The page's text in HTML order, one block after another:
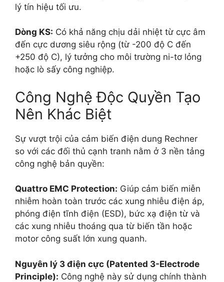
lý tín hiệu tối ưu.
Dòng KS: Có khả năng chịu dải nhiệt từ cực âm
đến cực dương siêu rộng (từ -200 độ C đến
+250 độ C), lý tưởng cho môi trường ni-tơ lỏng
hoặc lò sấy công nghiệp.
Công Nghệ Độc Quyền Tạo
Nên Khác Biệt
Sự vượt trội của cảm biến điện dung Rechner
so với các đối thủ cạnh tranh nằm ở 3 nền tảng
công nghệ bản quyền:
Quattro EMC Protection: Giúp cảm biến miễn
nhiễm hoàn toàn trước các xung nhiễu điện áp,
phóng điện tĩnh điện (ESD), bức xạ điện từ và
các xung nhiễu thoáng qua từ biến tần hoặc
motor công suất lớn xung quanh.
Nguyên lý 3 điện cực (Patented 3-Electrode
Principle): Công nghệ này sử dụng chính thành